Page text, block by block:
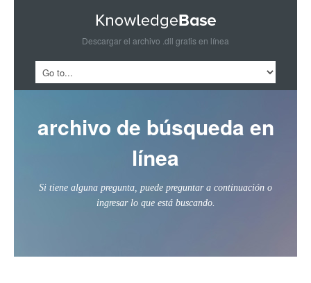
Descargar el archivo .dll gratis en línea
archivo de búsqueda en
línea
Si tiene alguna pregunta, puede preguntar a continuación o
ingresar lo que está buscando.